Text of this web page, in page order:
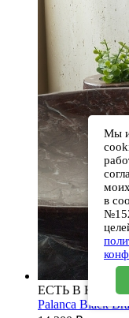
ЕСТЬ В
Palanca Black
Мы
в